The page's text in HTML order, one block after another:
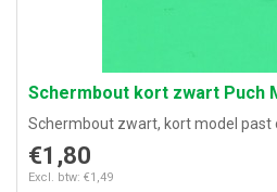
Schermbout kort zwart Puch
Schermbout zwart, kort model past
€1,80
Excl. btw: €1,49